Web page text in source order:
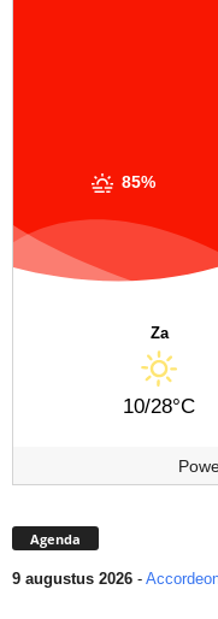
85%
Za
10/28°C
Agenda
9 augustus 2026 -